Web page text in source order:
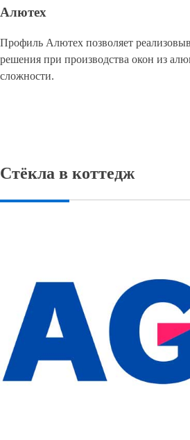
Алютех
Профиль Алютех позволяет
решения при производства окон из
сложности.
Стёкла в коттедж